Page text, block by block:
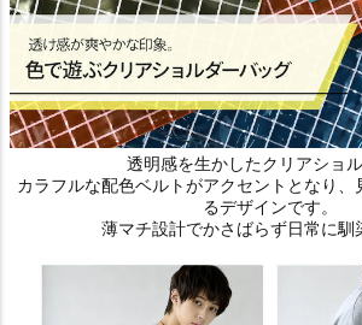
透明感を生かしたクリアショル
カラフルな配色ベルトがアクセントとなり、
るデザインです。
薄マチ設計でかさばらず日常に馴